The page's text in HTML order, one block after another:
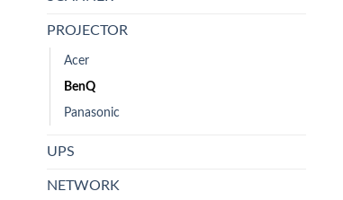
PROJECTOR
Acer
BenQ
Panasonic
UPS
NETWORK